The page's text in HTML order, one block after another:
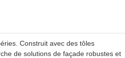
Construit avec des tôles
de solutions de façade robustes et